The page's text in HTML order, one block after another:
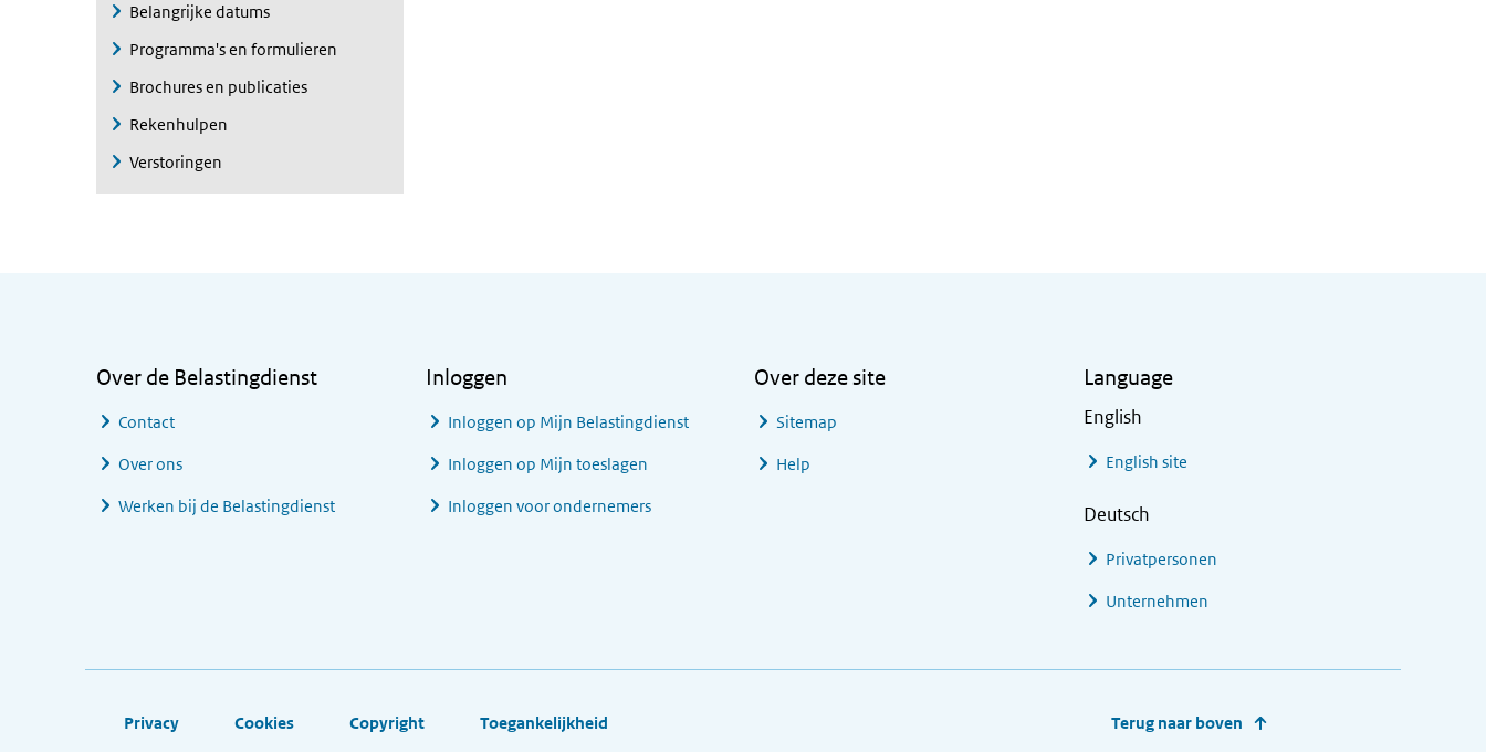
Belangrijke datums
Programma's en formulieren
Brochures en publicaties
Rekenhulpen
Verstoringen
Over de Belastingdienst
Contact
Over ons
Werken bij de Belastingdienst
Inloggen
Inloggen op Mijn Belastingdienst
Inloggen op Mijn toeslagen
Inloggen voor ondernemers
Over deze site
Sitemap
Help
Language
English
English site
Deutsch
Privatpersonen
Unternehmen
Footer links
Privacy Cookies Copyright Toegankelijkheid Terug naar boven